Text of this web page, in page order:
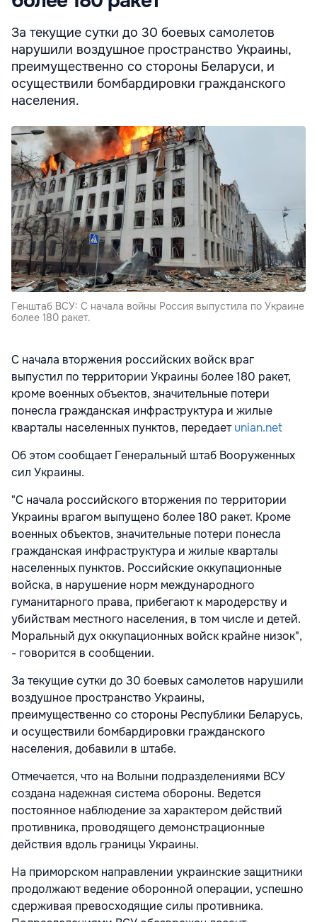
За текущие сутки до 30 боевых самолетов
нарушили воздушное пространство Украины,
преимущественно со стороны Беларуси, и
осуществили бомбардировки гражданского
населения.
Генштаб ВСУ: С начала войны Россия выпустила по Украине
более 180 ракет.
С начала вторжения российских войск враг
выпустил по территории Украины более 180 ракет,
кроме военных объектов, значительные потери
понесла гражданская инфраструктура и жилые
кварталы населенных пунктов, передаетunian.net
Об этом сообщает Генеральный штаб Вооруженных
сил Украины.
"С начала российского вторжения по территории
Украины врагом выпущено более 180 ракет. Кроме
военных объектов, значительные потери понесла
гражданская инфраструктура и жилые кварталы
населенных пунктов. Российские оккупационные
войска, в нарушение норм международного
гуманитарного права, прибегают к мародерству и
убийствам местного населения, в том числе и детей.
Моральный дух оккупационных войск крайне низок",
- говорится в сообщении.
За текущие сутки до 30 боевых самолетов нарушили
воздушное пространство Украины,
преимущественно со стороны Республики Беларусь,
и осуществили бомбардировки гражданского
населения, добавили в штабе.
Отмечается, что на Волыни подразделениями ВСУ
создана надежная система обороны. Ведется
постоянное наблюдение за характером действий
противника, проводящего демонстрационные
действия вдоль границы Украины.
На приморском направлении украинские защитники
продолжают ведение оборонной операции, успешно
сдерживая превосходящие силы противника.